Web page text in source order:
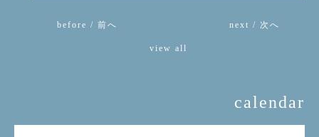
before / 前へ next / 次へ
view all
calendar